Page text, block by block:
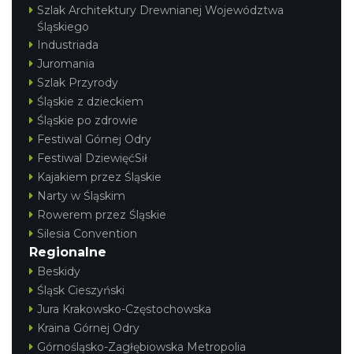
Szlak Architektury Drewnianej Województwa
Śląskiego
Industriada
Juromania
Szlak Przyrody
Śląskie z dzieckiem
Śląskie po zdrowie
Festiwal Górnej Odry
Festiwal DziewięćSił
Kajakiem przez Śląskie
Narty w Śląskim
Rowerem przez Śląskie
Silesia Convention
Regionalne
Beskidy
Śląsk Cieszyński
Jura Krakowsko-Częstochowska
Kraina Górnej Odry
Górnośląsko-Zagłębiowska Metropolia